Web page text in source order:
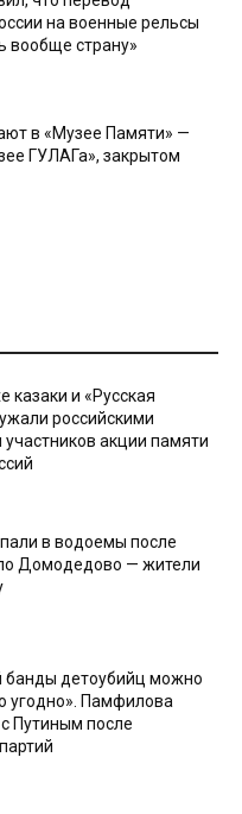
на военные рельсы
вообще страну»
в «Музее Памяти» —
ГУЛАГа», закрытом
казаки и «Русская
российскими
акции памяти
в водоемы после
Домодедово — жители
банды детоубийц можно
угодно». Памфилова
Путиным после